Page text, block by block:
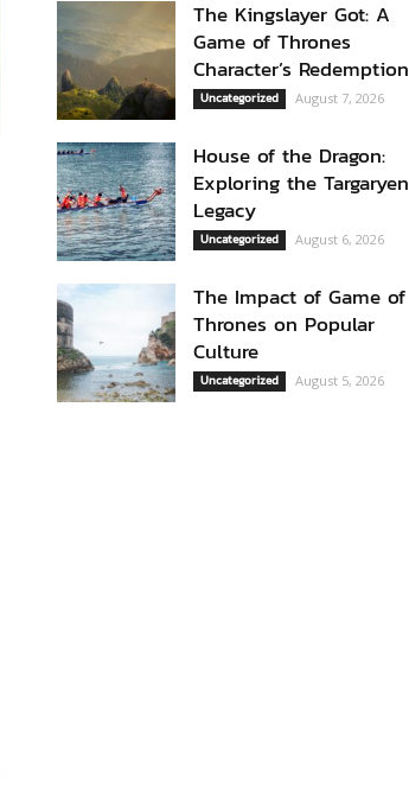
The Kingslayer Got: A
Game of Thrones
Character’s Redemption
Uncategorized August 7, 2026
House of the Dragon:
Exploring the Targaryen
Legacy
Uncategorized August 6, 2026
The Impact of Game of
Thrones on Popular
Culture
Uncategorized August 5, 2026